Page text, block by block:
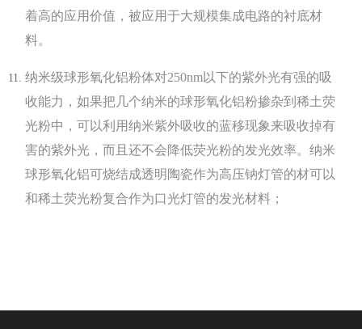
着高的应用价值，被应用于大规模集成电路的衬底材
料。
纳米级球形氧化铝粉体对250nm以下的紫外光有强的吸
收能力，如果把几个纳米的球形氧化铝粉掺杂到稀土荧
光粉中，可以利用纳米紫外吸收的蓝移现象来吸收掉有
害的紫外光，而且还不会降低荧光粉的发光效率。纳米
球形氧化铝可烧结成透明陶瓷作为高压钠灯管的材可以
和稀土荧光粉复合作为口光灯管的发光材料；